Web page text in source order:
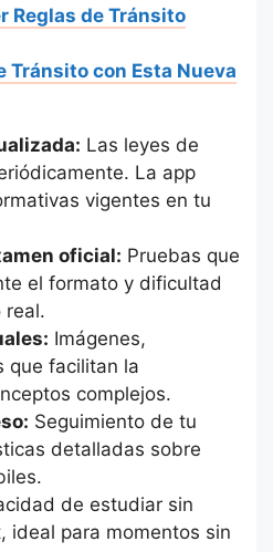
Reglas de Tránsito
Tránsito con Esta Nueva
Las leyes de
La app
vigentes en tu
oficial: Pruebas que
el formato y dificultad
real.
Imágenes,
que facilitan la
complejos.
Seguimiento de tu
detalladas sobre
de estudiar sin
ideal para momentos sin